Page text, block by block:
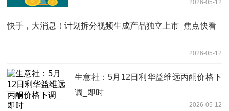
2026-05-12
快手，大消息！计划拆分视频生成产品独立上市_焦点快看
2026-05-12
生意社：5月12日利华益维远丙酮价格下
调_即时
2026-05-12